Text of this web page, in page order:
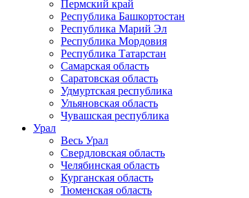
Пермский край
Республика Башкортостан
Республика Марий Эл
Республика Мордовия
Республика Татарстан
Самарская область
Саратовская область
Удмуртская республика
Ульяновская область
Чувашская республика
Урал
Весь Урал
Свердловская область
Челябинская область
Курганская область
Тюменская область